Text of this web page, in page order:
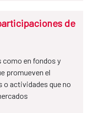
de
en fondos y
promueven el
o actividades que no